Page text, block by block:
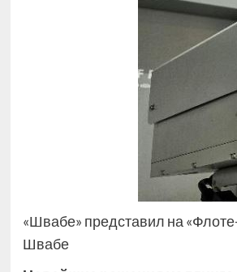
«Швабе» представил на
Швабе